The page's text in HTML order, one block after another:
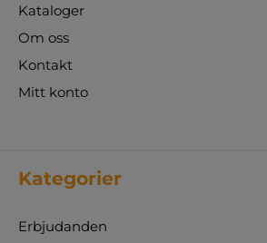
Kataloger
Om oss
Kontakt
Mitt konto
Kategorier
Erbjudanden